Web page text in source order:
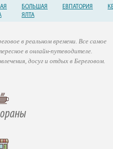
БОЛЬШАЯ
ЯЛТА
ЕВПАТОРИЯ
в реальном времени. Все самое
в онлайн-путеводителе.
досуг и отдых в Береговом.